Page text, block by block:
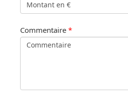
Commentaire *